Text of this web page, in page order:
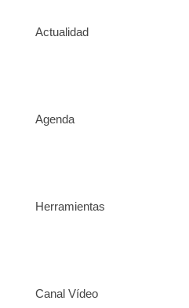
Actualidad
Agenda
Herramientas
Canal Vídeo